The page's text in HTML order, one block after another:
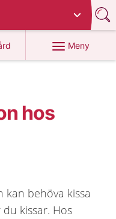
Meny
hos
kan behöva kissa
kissar. Hos